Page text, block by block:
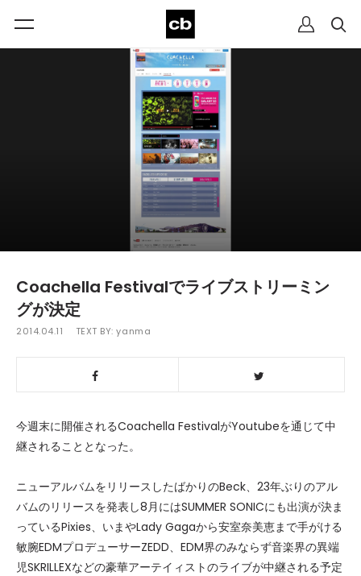
Coachella Festivalでライブストリーミン
グが決定
2014.04.11 TEXT BY:yanma
今週末に開催されるCoachella FestivalがYoutubeを通じて中
継されることとなった。
ニューアルバムをリリースしたばかりのBeck、23年ぶりのアル
バムのリリースを発表し8月にはSUMMER SONICにも出演が決ま
っているPixies、いまやLady Gagaから安室奈美恵まで手がける
敏腕EDMプロデューサーZEDD、EDM界のみならず音楽界の異端
児SKRILLEXなどの豪華アーテイィストのライブが中継される予定